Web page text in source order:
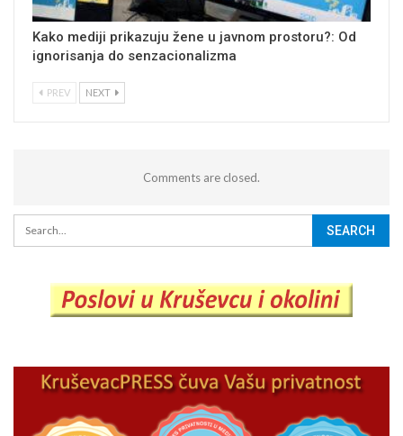
Kako mediji prikazuju žene u javnom prostoru?: Od
ignorisanja do senzacionalizma
PREV NEXT
Comments are closed.